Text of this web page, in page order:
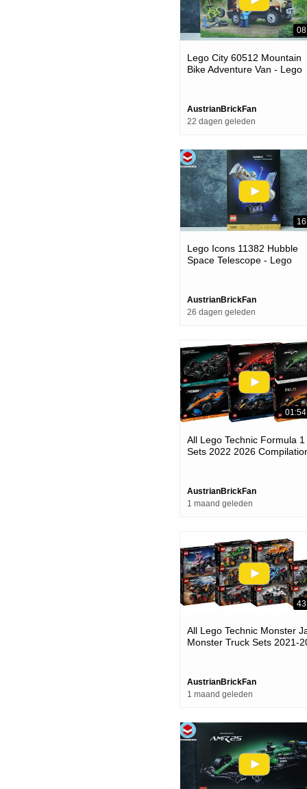
Lego City 60512 Mountain
Bike Adventure Van - Lego
AustrianBrickFan
22 dagen geleden
Lego Icons 11382 Hubble
Space Telescope - Lego
AustrianBrickFan
26 dagen geleden
All Lego Technic Formula 1
Sets 2022 2026
AustrianBrickFan
1 maand geleden
All Lego Technic Monster
Monster Truck Sets 2021-
AustrianBrickFan
1 maand geleden